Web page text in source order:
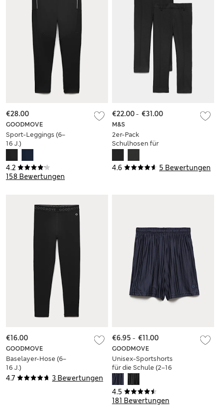
4.2
158 Bewertungen
GOODMOVE
Sport-Leggings (6–
16 J.)
€28.00
4.6 5 Bewertungen
M&S
2er-Pack
Schulhosen für
schmalem Bein (2–
18 Jahre)
€22.00- €31.00
4.7 3 Bewertungen
GOODMOVE
Baselayer-Hose (6–
16 J.)
€16.00
4.5
181 Bewertungen
GOODMOVE
Unisex-Sportshorts
für die Schule (2–16
Jahre)
€6.95 - €11.00